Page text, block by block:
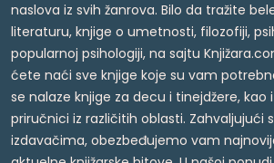
naslova iz svih žanrova. Bilo da tražite
literaturu, knjige o umetnosti, filozofiji,
popularnoj psihologiji, na sajtu
ćete naći sve knjige koje su vam
se nalaze knjige za decu i tinejdžere, kao
priručnici iz različitih oblasti. Zahvaljujući
izdavačima, obezbeđujemo vam